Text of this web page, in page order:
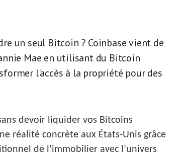
un seul Bitcoin ? Coinbase vient de
Mae en utilisant du Bitcoin
l'accès à la propriété pour des
devoir liquider vos Bitcoins
réalité concrète aux États-Unis grâce
de l’immobilier avec l’univers